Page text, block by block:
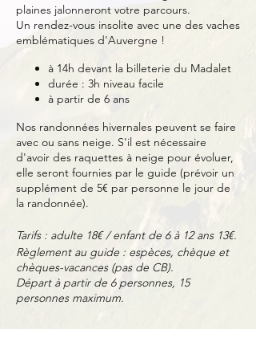
plaines jalonneront votre parcours.
Un rendez-vous insolite avec une des vaches
emblématiques d'Auvergne !
à 14h devant la billeterie du Madalet
durée : 3h niveau facile
à partir de 6 ans
Nos randonnées hivernales peuvent se faire
avec ou sans neige. S'il est nécessaire
d'avoir des raquettes à neige pour évoluer,
elle seront fournies par le guide (prévoir un
supplément de 5€ par personne le jour de
la randonnée).
Tarifs : adulte 18€ / enfant de 6 à 12 ans 13€.
Règlement au guide : espèces, chèque et
chèques-vacances (pas de CB).
Départ à partir de 6 personnes, 15
personnes maximum.